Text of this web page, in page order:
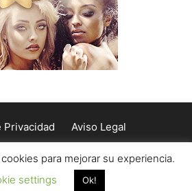
Privacidad
Aviso Legal
• Creado conGeneratePress
para mejorar su experiencia.
settings
Ok!